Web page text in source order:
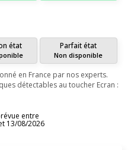
état Parfait état
Non disponible
en France par nos experts.
détectables au toucher Ecran :
entre
13/08/2026